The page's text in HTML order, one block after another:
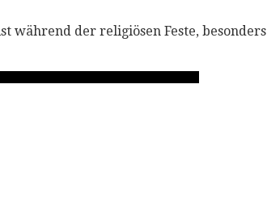
während der religiösen Feste, besonders